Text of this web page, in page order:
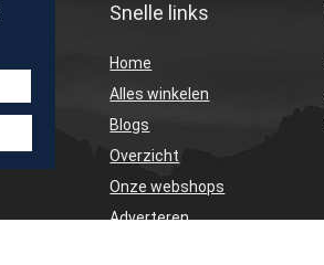
Snelle links
Home
Alles winkelen
Blogs
Overzicht
Onze webshops
Adverteren